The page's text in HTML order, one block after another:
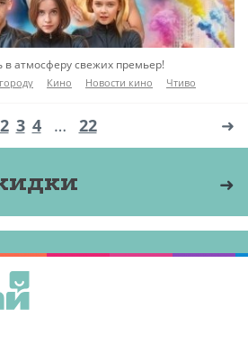
в атмосферу свежих премьер!
Кино Новости кино Чтиво
2 3 4 … 22 ➜